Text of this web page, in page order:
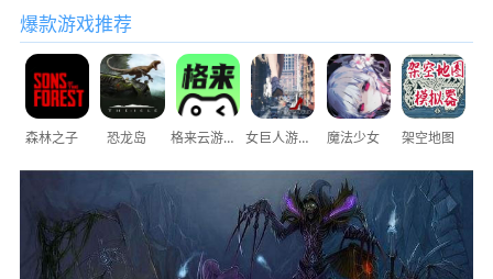
爆款游戏推荐
森林之子 恐龙岛 格来云游戏 女巨人游乐场 魔法少女 架空地图